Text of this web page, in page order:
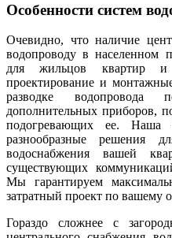
Особенности систем
Очевидно, что наличие
водопроводу в населенном
для жильцов квартир
проектирование и
разводке водопровода
дополнительных приборов,
подогревающих ее. Наша
разнообразные решения
водоснабжения вашей
существующих
Мы гарантируем
затратный проект по вашему
Гораздо сложнее с